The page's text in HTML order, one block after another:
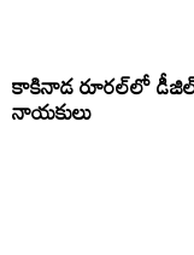
కాకినాడ రూరల్‌లో
నాయకులు